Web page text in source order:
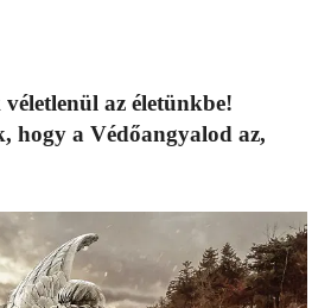
az életünkbe!
hogy a Védőangyalod az,